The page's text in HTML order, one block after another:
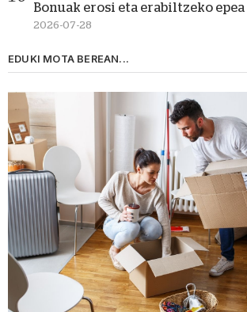
Bonuak erosi eta erabiltzeko epea
2026-07-28
EDUKI MOTA BEREAN...